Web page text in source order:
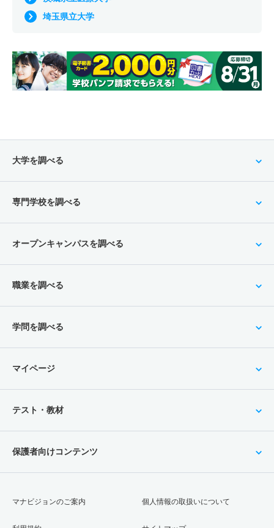
埼玉県立大学
大学を調べる
専門学校を調べる
オープンキャンパスを調べる
職業を調べる
学問を調べる
マイページ
テスト・教材
保護者向けコンテンツ
マナビジョンのご案内 個人情報の取扱いについて